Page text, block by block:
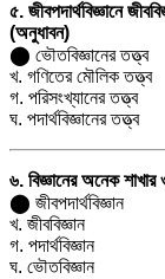
৫. জীবপদার্থবিজ্ঞানে
(অনুধাবন)
⬤ ভৌতবিজ্ঞানের তত্ত্ব
খ. গণিতের মৌলিক তত্ত্ব
গ. পরিসংখ্যানের তত্ত্ব
ঘ. পদার্থবিজ্ঞানের তত্ত্ব
৬. বিজ্ঞানের অনেক
⬤ জীবপদার্থবিজ্ঞান
খ. জীববিজ্ঞান
গ. পদার্থবিজ্ঞান
ঘ. ভৌতবিজ্ঞান